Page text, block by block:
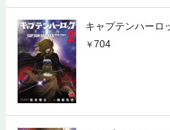
キャプテンハー
704